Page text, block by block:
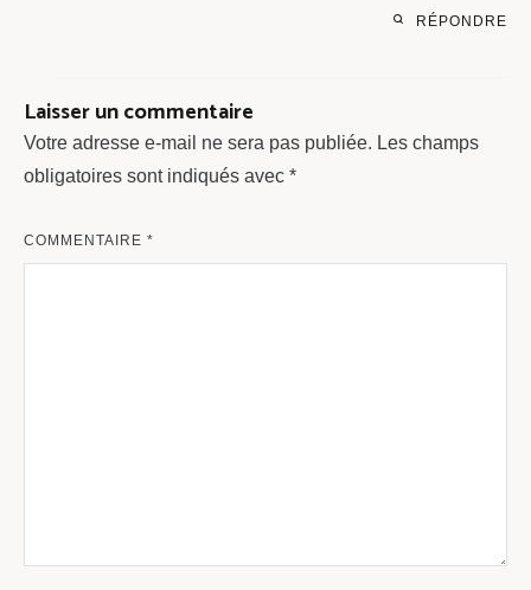
RÉPONDRE
Laisser un commentaire
Votre adresse e-mail ne sera pas publiée. Les champs
obligatoires sont indiqués avec *
COMMENTAIRE *